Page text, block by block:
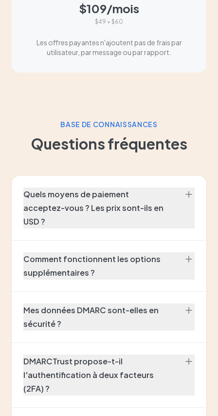
$109/mois
$49 + $60
Les offres payantes n'ajoutent pas de frais par
utilisateur, par message ou par rapport.
BASE DE CONNAISSANCES
Questions fréquentes
Quels moyens de paiement
acceptez-vous ? Les prix sont-ils en
USD ?
Comment fonctionnent les options
supplémentaires ?
Mes données DMARC sont-elles en
sécurité ?
DMARCTrust propose-t-il
l'authentification à deux facteurs
(2FA) ?